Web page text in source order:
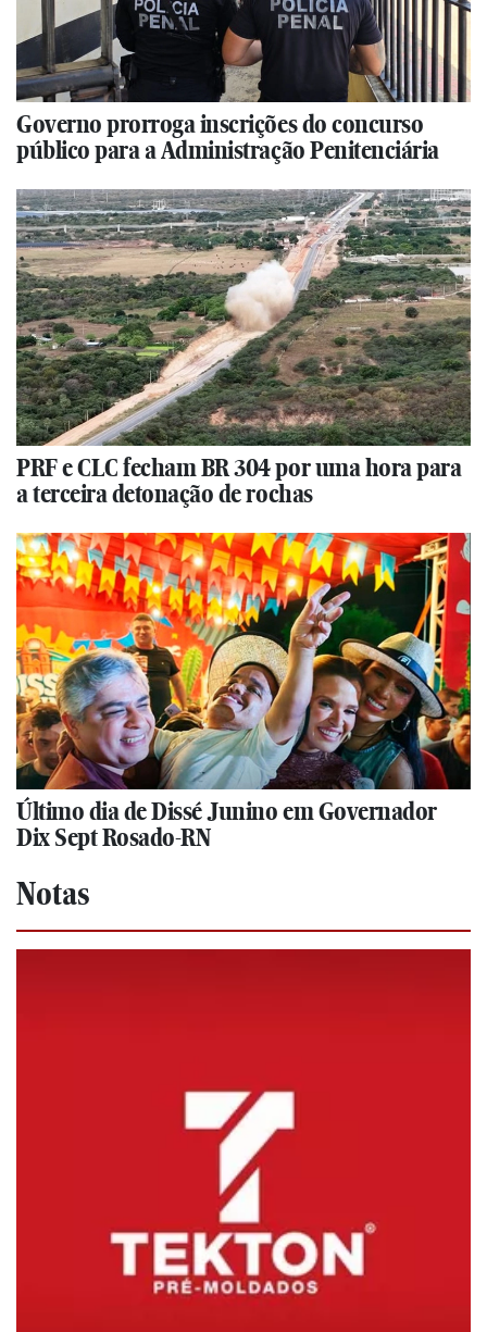
Governo prorroga inscrições do concurso
público para a Administração Penitenciária
PRF e CLC fecham BR 304 por uma hora para
a terceira detonação de rochas
Último dia de Dissé Junino em Governador
Dix Sept Rosado-RN
Notas